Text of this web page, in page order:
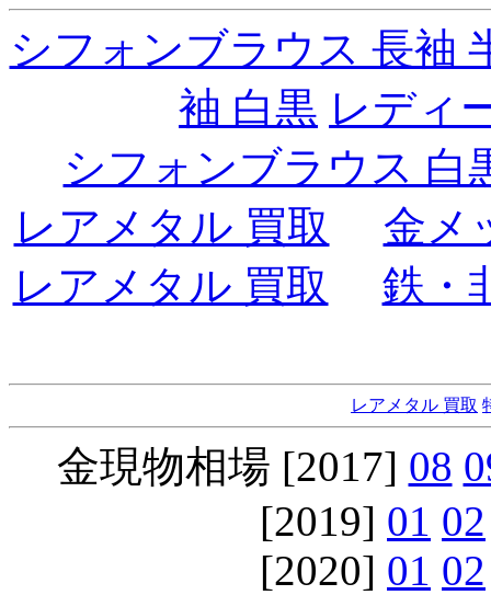
シフォンブラウス 長袖
袖 白黒 レディ
シフォンブラウス 白
レアメタル 買取
金メ
レアメタル 買取
鉄・
レアメタル 買取
金現物相場 [2017] 08
[2019] 01 02
[2020] 01 02